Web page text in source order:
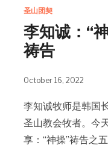
圣山团契
李知诚：“
祷告
October 16, 2022
李知诚牧师是韩国
圣山教会牧者。今
享：“神操”祷告之